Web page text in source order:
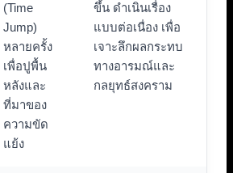
(Time
Jump)
หลายครั้ง
เพื่อปูพื้น
หลังและ
ที่มาของ
ความขัด
แย้ง
ขึ้น ดำเนินเรื่อง
แบบต่อเนื่อง เพื่อ
เจาะลึกผลกระทบ
ทางอารมณ์และ
กลยุทธ์สงคราม